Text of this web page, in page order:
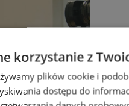
korzystanie z
plików cookie i
dostępu do